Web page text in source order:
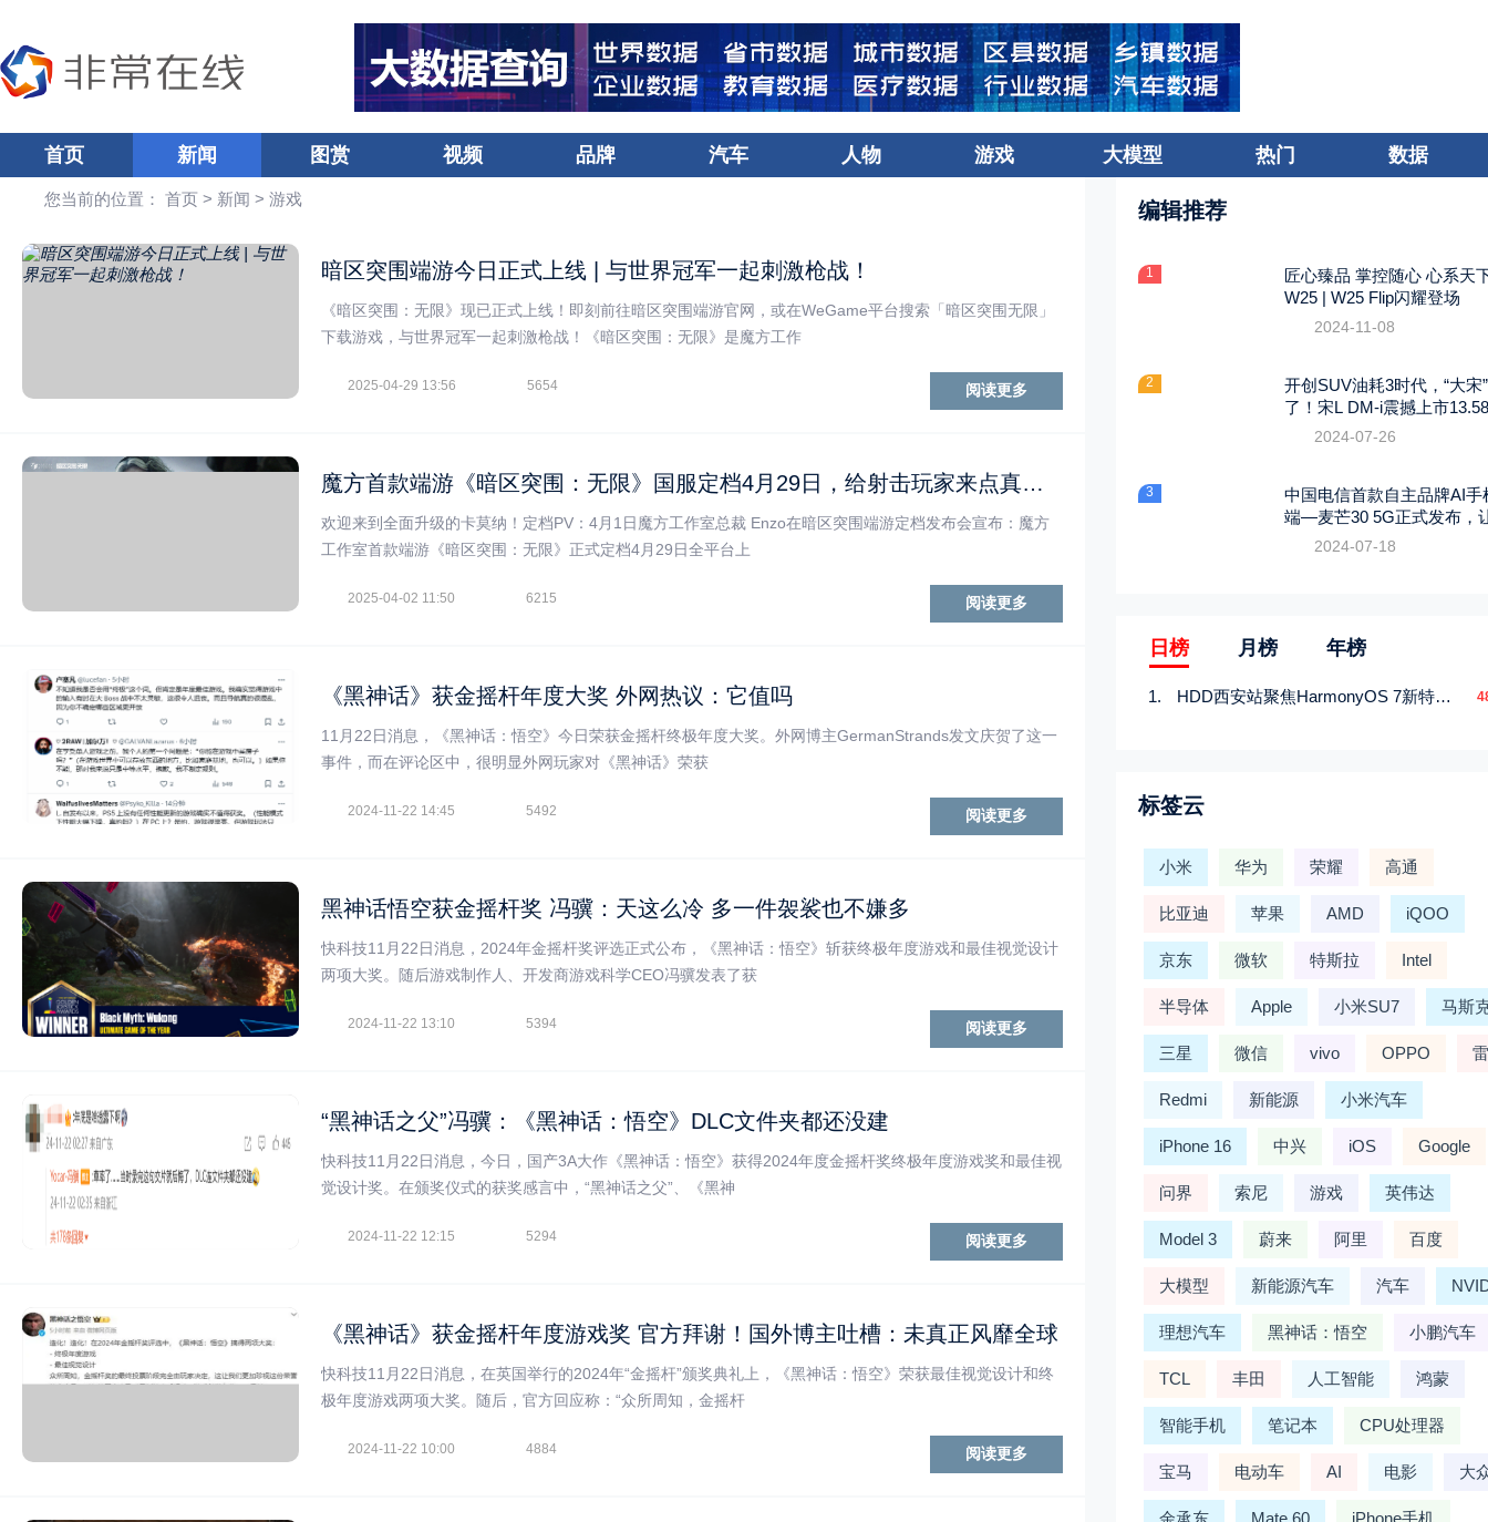
首页 新闻 图赏 视频 品牌 汽车 人物 游戏 大模型 热门 数据
您当前的位置： 首页 > 新闻 > 游戏
暗区突围端游今日正式上线 | 与世界冠军一起刺激枪战！
《暗区突围：无限》现已正式上线！即刻前往暗区突围端游官网，或在WeGame平台搜索「暗区突围无限」
下载游戏，与世界冠军一起刺激枪战！《暗区突围：无限》是魔方工作
2025-04-29 13:56 5654 阅读更多
魔方首款端游《暗区突围：无限》国服定档4月29日，给射击玩家来点真刺激
欢迎来到全面升级的卡莫纳！定档PV：4月1日魔方工作室总裁 Enzo在暗区突围端游定档发布会宣布：魔方
工作室首款端游《暗区突围：无限》正式定档4月29日全平台上
2025-04-02 11:50 6215 阅读更多
《黑神话》获金摇杆年度大奖 外网热议：它值吗
11月22日消息，《黑神话：悟空》今日荣获金摇杆终极年度大奖。外网博主GermanStrands发文庆贺了这一
事件，而在评论区中，很明显外网玩家对《黑神话》荣获
2024-11-22 14:45 5492 阅读更多
黑神话悟空获金摇杆奖 冯骥：天这么冷 多一件袈裟也不嫌多
快科技11月22日消息，2024年金摇杆奖评选正式公布，《黑神话：悟空》斩获终极年度游戏和最佳视觉设计
两项大奖。随后游戏制作人、开发商游戏科学CEO冯骥发表了获
2024-11-22 13:10 5394 阅读更多
“黑神话之父”冯骥：《黑神话：悟空》DLC文件夹都还没建
快科技11月22日消息，今日，国产3A大作《黑神话：悟空》获得2024年度金摇杆奖终极年度游戏奖和最佳视
觉设计奖。在颁奖仪式的获奖感言中，“黑神话之父”、《黑神
2024-11-22 12:15 5294 阅读更多
《黑神话》获金摇杆年度游戏奖 官方拜谢！国外博主吐槽：未真正风靡全球
快科技11月22日消息，在英国举行的2024年“金摇杆”颁奖典礼上，《黑神话：悟空》荣获最佳视觉设计和终
极年度游戏两项大奖。随后，官方回应称：“众所周知，金摇杆
2024-11-22 10:00 4884 阅读更多
编辑推荐
1
匠心臻品 掌控随心 心系天
W25 | W25 Flip闪耀登场
2024-11-08
2
开创SUV油耗3时代，“大宋
了！宋L DM-i震撼上市
2024-07-26
3
中国电信首款自主品牌AI手
端—麦芒30 5G正式发布，
触手可及
2024-07-18
日榜 月榜 年榜
HDD西安站聚焦HarmonyOS 7新特性，解锁从互联到智能的应用开发新范式
标签云
小米 华为 荣耀 高通
比亚迪 苹果 AMD iQOO
京东 微软 特斯拉 Intel
半导体 Apple 小米SU7 马斯
三星 微信 vivo OPPO
Redmi 新能源 小米汽车
iPhone 16 中兴 iOS Google
问界 索尼 游戏 英伟达
Model 3 蔚来 阿里 百度
大模型 新能源汽车 汽车
理想汽车 黑神话：悟空 小鹏汽车
TCL 丰田 人工智能 鸿蒙
智能手机 笔记本 CPU处理器
宝马 电动车 AI 电影 大
余承东 Mate 60 iPhone手机